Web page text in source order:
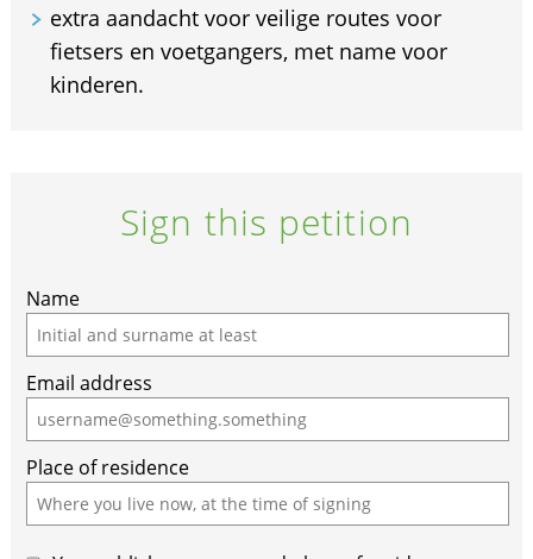
extra aandacht voor veilige routes voor
fietsers en voetgangers, met name voor
kinderen.
Sign this petition
Name
Email address
Place of residence